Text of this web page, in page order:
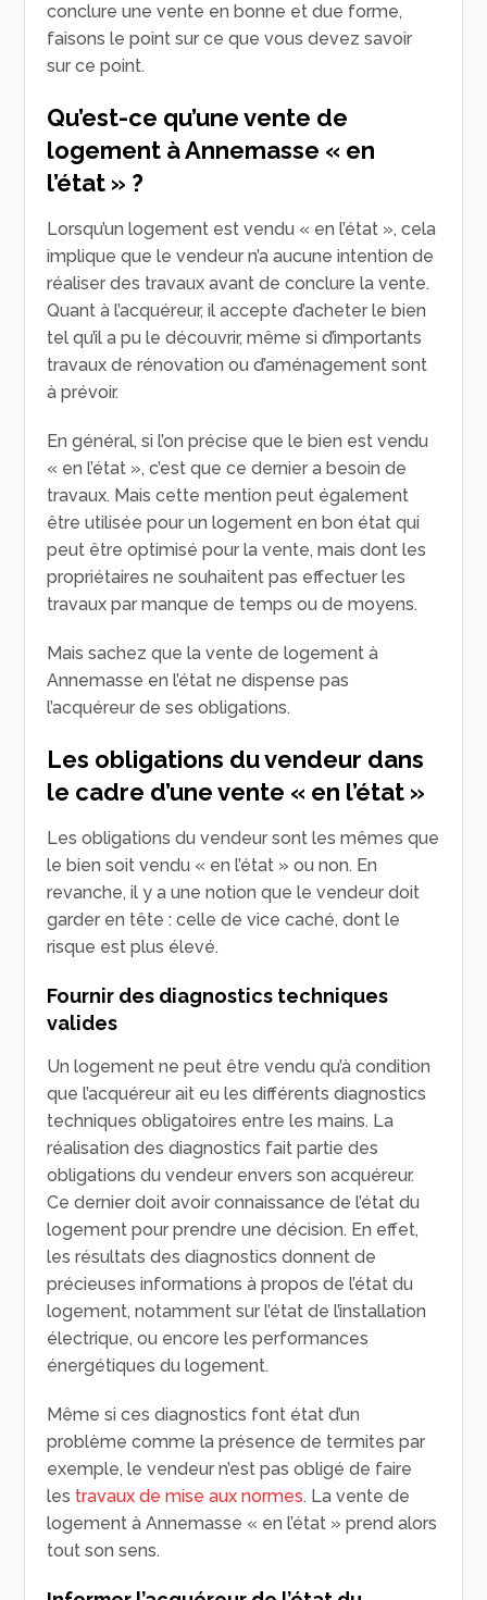
conclure une vente en bonne et due forme,
faisons le point sur ce que vous devez savoir
sur ce point.
Qu’est-ce qu’une vente de
logement à Annemasse « en
l’état » ?
Lorsqu’un logement est vendu « en l’état », cela
implique que le vendeur n’a aucune intention de
réaliser des travaux avant de conclure la vente.
Quant à l’acquéreur, il accepte d’acheter le bien
tel qu’il a pu le découvrir, même si d’importants
travaux de rénovation ou d’aménagement sont
à prévoir.
En général, si l’on précise que le bien est vendu
« en l’état », c’est que ce dernier a besoin de
travaux. Mais cette mention peut également
être utilisée pour un logement en bon état qui
peut être optimisé pour la vente, mais dont les
propriétaires ne souhaitent pas effectuer les
travaux par manque de temps ou de moyens.
Mais sachez que la vente de logement à
Annemasse en l’état ne dispense pas
l’acquéreur de ses obligations.
Les obligations du vendeur dans
le cadre d’une vente « en l’état »
Les obligations du vendeur sont les mêmes que
le bien soit vendu « en l’état » ou non. En
revanche, il y a une notion que le vendeur doit
garder en tête : celle de vice caché, dont le
risque est plus élevé.
Fournir des diagnostics techniques
valides
Un logement ne peut être vendu qu’à condition
que l’acquéreur ait eu les différents diagnostics
techniques obligatoires entre les mains. La
réalisation des diagnostics fait partie des
obligations du vendeur envers son acquéreur.
Ce dernier doit avoir connaissance de l’état du
logement pour prendre une décision. En effet,
les résultats des diagnostics donnent de
précieuses informations à propos de l’état du
logement, notamment sur l’état de l’installation
électrique, ou encore les performances
énergétiques du logement.
Même si ces diagnostics font état d’un
problème comme la présence de termites par
exemple, le vendeur n’est pas obligé de faire
les travaux de mise aux normes. La vente de
logement à Annemasse « en l’état » prend alors
tout son sens.